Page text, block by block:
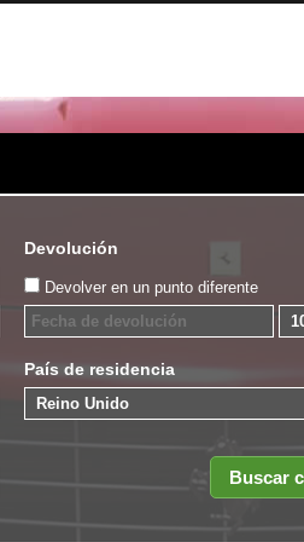
Devolución
Devolver en un punto diferente
País de residencia